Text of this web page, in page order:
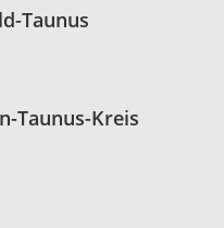
Taunus
Taunus-Kreis